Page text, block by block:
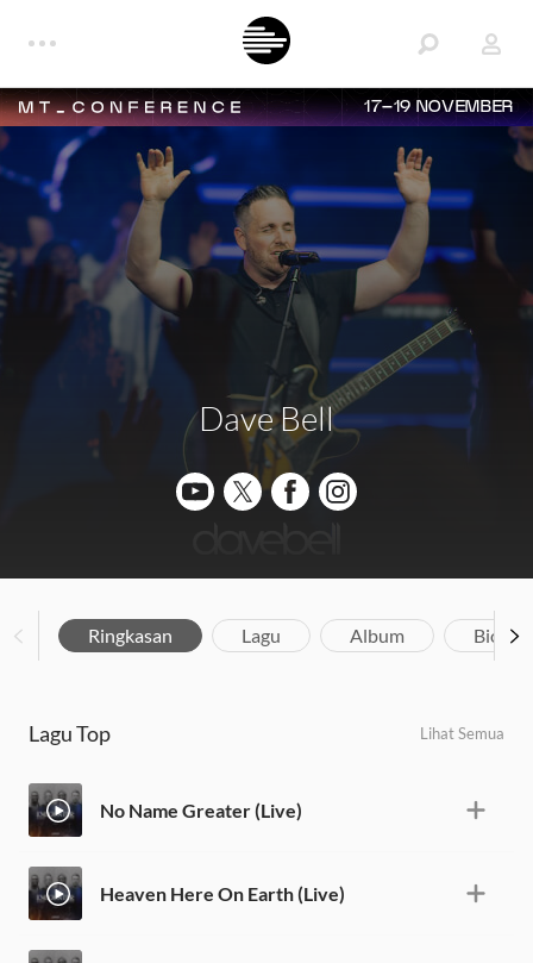
17–19 NOVEMBER
Dave Bell
Ringkasan Lagu Album
Lagu Top Lihat Semua
No Name Greater (Live)
Heaven Here On Earth (Live)